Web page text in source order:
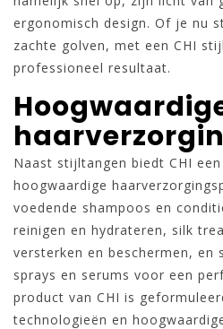
ergonomisch design. Of je nu
zachte golven, met een CHI
professioneel resultaat.
Naast stijltangen biedt CHI
hoogwaardige
voedende shampoos en
reinigen en hydrateren, silk
versterken en beschermen, en
sprays en serums voor een
product van CHI is
technologieën en